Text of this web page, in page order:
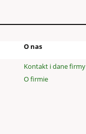
O nas
Kontakt i dane firmy
O firmie